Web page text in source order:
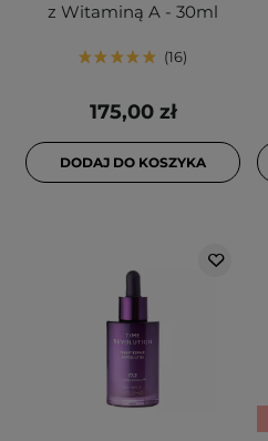
z Witaminą A - 30ml
16
175,00 zł
DODAJ DO KOSZYKA